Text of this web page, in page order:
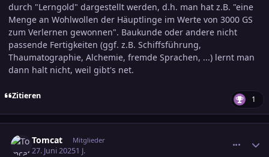
durch "Lerngold" dargestellt werden, d.h. man hat z.B. "eine
Menge an Wohlwollen der Häuptlinge im Werte von 3000 GS
zum Verlernen gewonnen". Baukunde oder andere nicht
passende Fertigkeiten (ggf. z.B. Schiffsführung,
Thaumatographie, Alchemie, fremde Sprachen, ...) lernt man
dann halt nicht, weil gibt's net.
Zitieren 1
Tomcat Mitglieder
27. Juni 20251 J.